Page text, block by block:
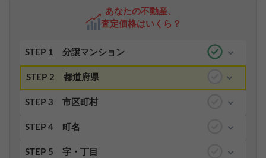
あなたの不動産、
査定価格はいくら？
STEP 1 分譲マンション
STEP 2 都道府県
STEP 3 市区町村
STEP 4 町名
STEP 5 字・丁目